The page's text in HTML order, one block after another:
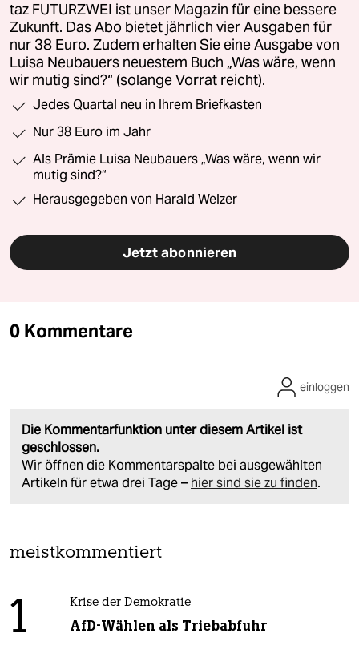
taz FUTURZWEI ist unser Magazin für eine bessere
Zukunft. Das Abo bietet jährlich vier Ausgaben für
nur 38 Euro. Zudem erhalten Sie eine Ausgabe von
Luisa Neubauers neuestem Buch „Was wäre, wenn
wir mutig sind?“ (solange Vorrat reicht).
Jedes Quartal neu in Ihrem Briefkasten
Nur 38 Euro im Jahr
Als Prämie Luisa Neubauers „Was wäre, wenn wir
mutig sind?“
Herausgegeben von Harald Welzer
Jetzt abonnieren
0 Kommentare
Die Kommentarfunktion unter diesem Artikel ist
geschlossen.
Wir öffnen die Kommentarspalte bei ausgewählten
Artikeln für etwa drei Tage – hier sind sie zu finden.
einloggen
meistkommentiert
1 Krise der Demokratie
AfD-Wählen als Triebabfuhr